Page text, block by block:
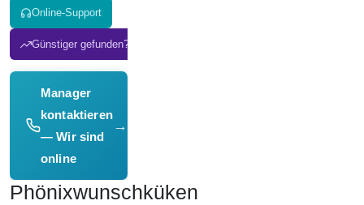
Online-Support
Günstiger gefunden? Wir passen an!
Manager
kontaktieren
— Wir sind
online
→
Phönixwunschküken